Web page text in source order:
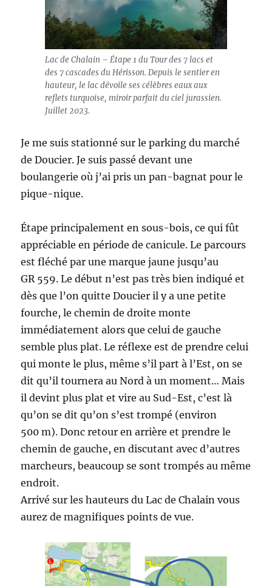
Lac de Chalain – Étape 1 du Tour des 7 lacs et
des 7 cascades du Hérisson. Depuis le sentier en
hauteur, le lac dévoile ses célèbres eaux aux
reflets turquoise, miroir parfait du ciel jurassien.
Juillet 2023.
Je me suis stationné sur le parking du marché
de Doucier. Je suis passé devant une
boulangerie où j’ai pris un pan-bagnat pour le
pique-nique.
Étape principalement en sous-bois, ce qui fût
appréciable en période de canicule. Le parcours
est fléché par une marque jaune jusqu’au
GR 559. Le début n’est pas très bien indiqué et
dès que l’on quitte Doucier il y a une petite
fourche, le chemin de droite monte
immédiatement alors que celui de gauche
semble plus plat. Le réflexe est de prendre celui
qui monte le plus, même s’il part à l’Est, on se
dit qu’il tournera au Nord à un moment… Mais
il devint plus plat et vire au Sud-Est, c’est là
qu’on se dit qu’on s’est trompé (environ
500 m). Donc retour en arrière et prendre le
chemin de gauche, en discutant avec d’autres
marcheurs, beaucoup se sont trompés au même
endroit.
Arrivé sur les hauteurs du Lac de Chalain vous
aurez de magnifiques points de vue.